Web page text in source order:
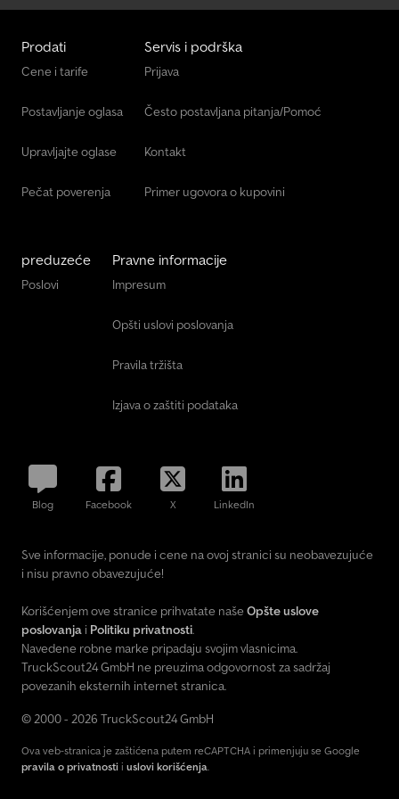
Prodati
Cene i tarife
Postavljanje oglasa
Upravljajte oglase
Pečat poverenja
Servis i podrška
Prijava
Često postavljana pitanja/Pomoć
Kontakt
Primer ugovora o kupovini
preduzeće
Poslovi
Pravne informacije
Impresum
Opšti uslovi poslovanja
Pravila tržišta
Izjava o zaštiti podataka
Blog Facebook X LinkedIn
Sve informacije, ponude i cene na ovoj stranici su neobavezujuće
i nisu pravno obavezujuće!
Korišćenjem ove stranice prihvatate naše Opšte uslove
poslovanja i Politiku privatnosti.
Navedene robne marke pripadaju svojim vlasnicima.
TruckScout24 GmbH ne preuzima odgovornost za sadržaj
povezanih eksternih internet stranica.
© 2000 - 2026 TruckScout24 GmbH
Ova veb-stranica je zaštićena putem reCAPTCHA i primenjuju se Google
pravila o privatnosti i uslovi korišćenja.